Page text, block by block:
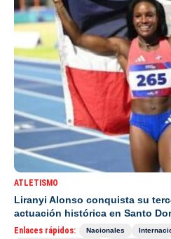
ATLETISMO
Liranyi Alonso conquista su
actuación histórica en Santo
Enlaces rápidos: Nacionales